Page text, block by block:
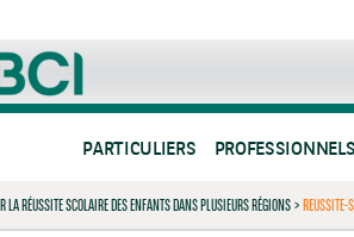
PARTICULIERS PROFESSIONNELS
LA RÉUSSITE SCOLAIRE DES ENFANTS DANS PLUSIEURS RÉGIONS>REUSSITE-